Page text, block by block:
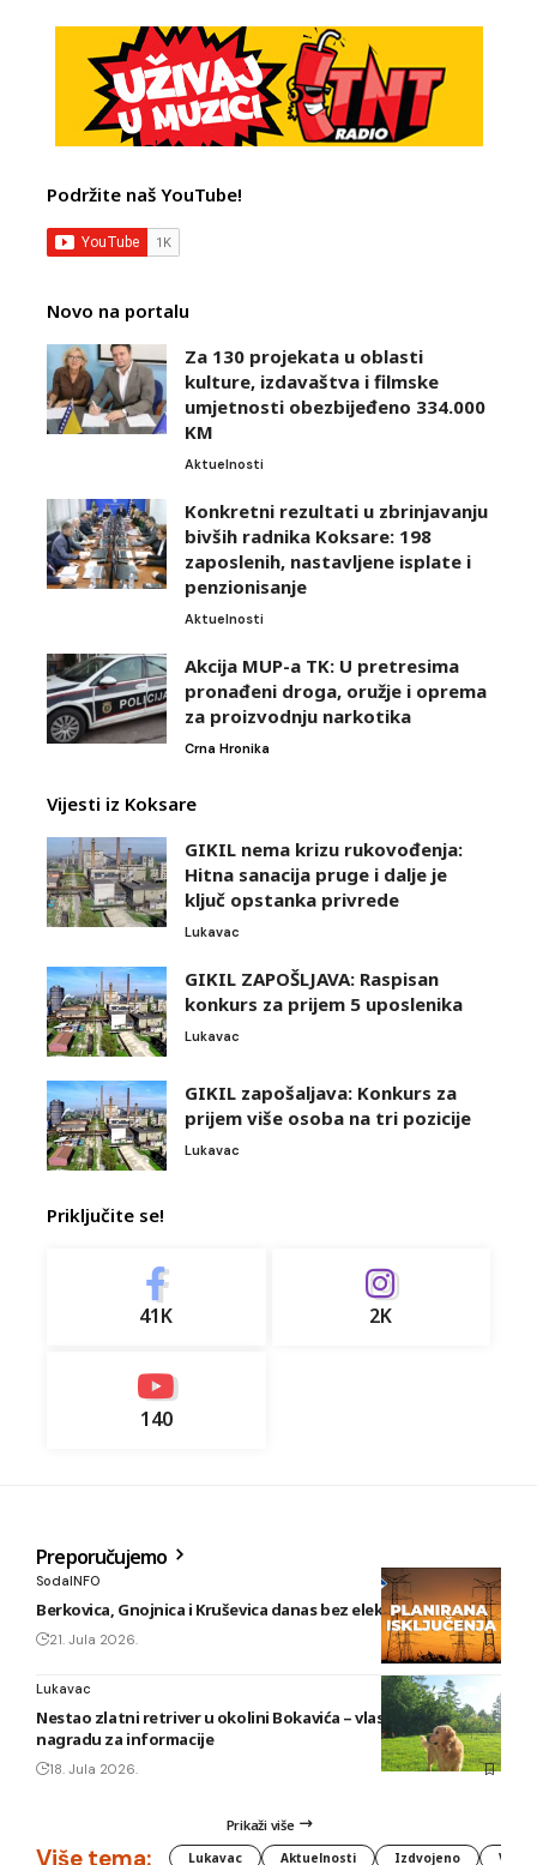
Podržite naš YouTube!
Novo na portalu
Za 130 projekata u oblasti
kulture, izdavaštva i filmske
umjetnosti obezbijeđeno 334.000
KM
Aktuelnosti
Konkretni rezultati u zbrinjavanju
bivših radnika Koksare: 198
zaposlenih, nastavljene isplate i
penzionisanje
Aktuelnosti
Akcija MUP-a TK: U pretresima
pronađeni droga, oružje i oprema
za proizvodnju narkotika
Crna Hronika
Vijesti iz Koksare
GIKIL nema krizu rukovođenja:
Hitna sanacija pruge i dalje je
ključ opstanka privrede
Lukavac
GIKIL ZAPOŠLJAVA: Raspisan
konkurs za prijem 5 uposlenika
Lukavac
GIKIL zapošaljava: Konkurs za
prijem više osoba na tri pozicije
Lukavac
Priključite se!
41K 2K
140
Preporučujemo
SodaINFO
Berkovica, Gnojnica i Kruševica danas bez električne energije
21. Jula 2026.
Lukavac
Nestao zlatni retriver u okolini Bokavića – vlasnik nudi
nagradu za informacije
18. Jula 2026.
Prikaži više
Više tema: Lukavac Aktuelnosti Izdvojeno